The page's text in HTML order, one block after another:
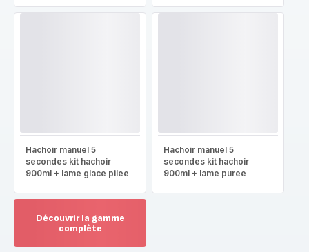
Hachoir manuel 5
secondes kit hachoir
900ml + lame glace pilee
Hachoir manuel 5
secondes kit hachoir
900ml + lame puree
Découvrir la gamme
complète